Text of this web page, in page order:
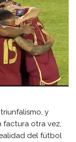
y
factura otra vez,
del fútbol